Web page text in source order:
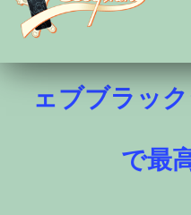
真の利益のた
ェブブラッ
で最